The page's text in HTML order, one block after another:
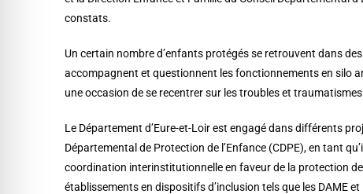
constats.
Un certain nombre d’enfants protégés se retrouvent dans
accompagnent et questionnent les fonctionnements en silo
une occasion de se recentrer sur les troubles et
Le Département d’Eure-et-Loir est engagé dans différents
Départemental de Protection de l’Enfance (CDPE), en tant
coordination interinstitutionnelle en faveur de la protection
établissements en dispositifs d’inclusion tels que les DAME et